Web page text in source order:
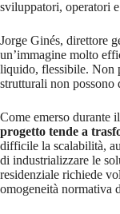
sviluppatori, operatori
Jorge Ginés, direttore
un’immagine molto
liquido, flessibile. Non
strutturali non possono
Come emerso durante
progetto tende a
difficile la scalabilità,
di industrializzare le
residenziale richiede
omogeneità normativa